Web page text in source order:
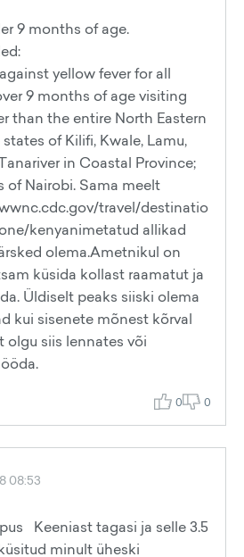
9 months of age.
yellow fever for all
9 months of age visiting
than the entire North Eastern
of Kilifi, Kwale, Lamu,
in Coastal Province;
of Nairobi. Sama meelt
travel/destinatio
kenyanimetatud allikad
olema.Ametnikul on
küsida kollast raamatut ja
Üldiselt peaks siiski olema
kui sisenete mõnest kõrval
olgu siis lennates või
0 0
08:53
Keeniast tagasi ja selle 3.5
minult üheski